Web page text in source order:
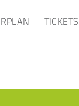
TICKETS